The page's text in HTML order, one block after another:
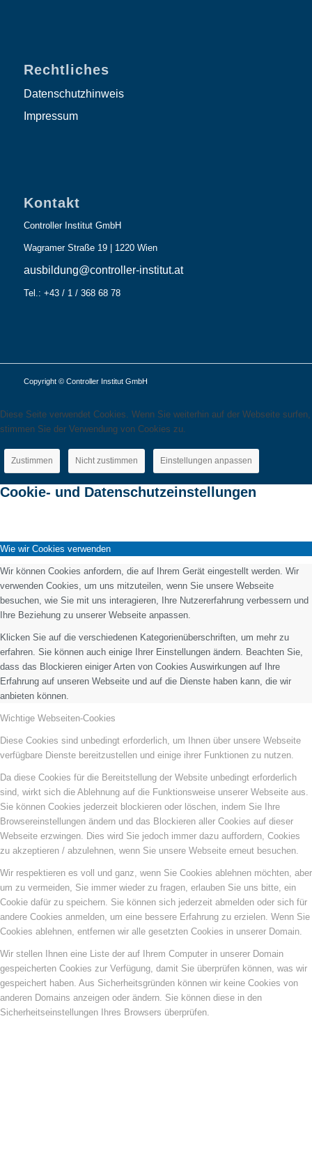
Rechtliches
Datenschutzhinweis
Impressum
Kontakt
Controller Institut GmbH
Wagramer Straße 19 | 1220 Wien
ausbildung@controller-institut.at
Tel.: +43 / 1 / 368 68 78
Copyright © Controller Institut GmbH
Diese Seite verwendet Cookies. Wenn Sie weiterhin auf der Webseite surfen,
stimmen Sie der Verwendung von Cookies zu.
Zustimmen Nicht zustimmen Einstellungen anpassen
Cookie- und Datenschutzeinstellungen
Wie wir Cookies verwenden
Wir können Cookies anfordern, die auf Ihrem Gerät eingestellt werden. Wir
verwenden Cookies, um uns mitzuteilen, wenn Sie unsere Webseite
besuchen, wie Sie mit uns interagieren, Ihre Nutzererfahrung verbessern und
Ihre Beziehung zu unserer Webseite anpassen.
Klicken Sie auf die verschiedenen Kategorienüberschriften, um mehr zu
erfahren. Sie können auch einige Ihrer Einstellungen ändern. Beachten Sie,
dass das Blockieren einiger Arten von Cookies Auswirkungen auf Ihre
Erfahrung auf unseren Webseite und auf die Dienste haben kann, die wir
anbieten können.
Wichtige Webseiten-Cookies
Diese Cookies sind unbedingt erforderlich, um Ihnen über unsere Webseite
verfügbare Dienste bereitzustellen und einige ihrer Funktionen zu nutzen.
Da diese Cookies für die Bereitstellung der Website unbedingt erforderlich
sind, wirkt sich die Ablehnung auf die Funktionsweise unserer Webseite aus.
Sie können Cookies jederzeit blockieren oder löschen, indem Sie Ihre
Browsereinstellungen ändern und das Blockieren aller Cookies auf dieser
Webseite erzwingen. Dies wird Sie jedoch immer dazu auffordern, Cookies
zu akzeptieren / abzulehnen, wenn Sie unsere Webseite erneut besuchen.
Wir respektieren es voll und ganz, wenn Sie Cookies ablehnen möchten, aber
um zu vermeiden, Sie immer wieder zu fragen, erlauben Sie uns bitte, ein
Cookie dafür zu speichern. Sie können sich jederzeit abmelden oder sich für
andere Cookies anmelden, um eine bessere Erfahrung zu erzielen. Wenn Sie
Cookies ablehnen, entfernen wir alle gesetzten Cookies in unserer Domain.
Wir stellen Ihnen eine Liste der auf Ihrem Computer in unserer Domain
gespeicherten Cookies zur Verfügung, damit Sie überprüfen können, was wir
gespeichert haben. Aus Sicherheitsgründen können wir keine Cookies von
anderen Domains anzeigen oder ändern. Sie können diese in den
Sicherheitseinstellungen Ihres Browsers überprüfen.